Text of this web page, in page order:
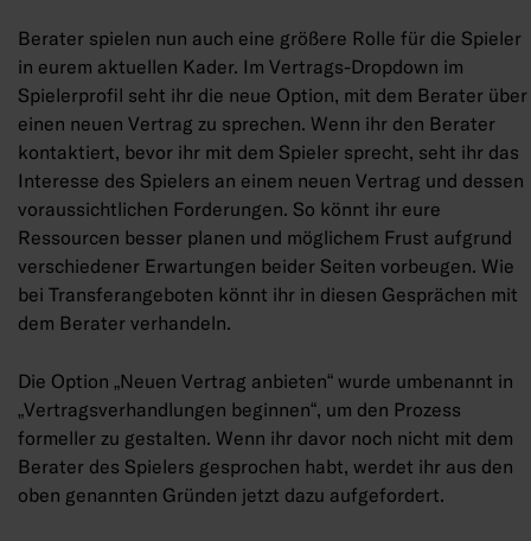
Berater spielen nun auch eine größere Rolle für die Spieler
in eurem aktuellen Kader. Im Vertrags-Dropdown im
Spielerprofil seht ihr die neue Option, mit dem Berater über
einen neuen Vertrag zu sprechen. Wenn ihr den Berater
kontaktiert, bevor ihr mit dem Spieler sprecht, seht ihr das
Interesse des Spielers an einem neuen Vertrag und dessen
voraussichtlichen Forderungen. So könnt ihr eure
Ressourcen besser planen und möglichem Frust aufgrund
verschiedener Erwartungen beider Seiten vorbeugen. Wie
bei Transferangeboten könnt ihr in diesen Gesprächen mit
dem Berater verhandeln.
Die Option „Neuen Vertrag anbieten“ wurde umbenannt in
„Vertragsverhandlungen beginnen“, um den Prozess
formeller zu gestalten. Wenn ihr davor noch nicht mit dem
Berater des Spielers gesprochen habt, werdet ihr aus den
oben genannten Gründen jetzt dazu aufgefordert.